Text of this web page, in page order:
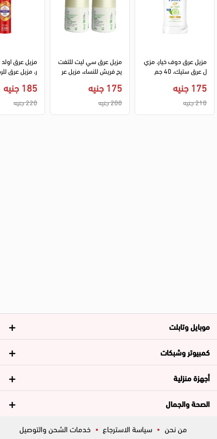
مزيل عرق دوف خيار، مزي
ل عرق ستيك، 40 جم
175 جنيه
210 جنيه
مزيل عرق سي ليت للتفت
يح فريش للنساء، مزيل عر
عه
175 جنيه
200 جنيه
مزيل عرق
ر، مزيل عرق
185 جنيه
220 جنيه
موبايل وتابلت
كمبيوتر وشبكات
أجهزة منزلية
الصحة والجمال
من نحن سياسة الاسترجاع
خدمات الشحن والتوصيل